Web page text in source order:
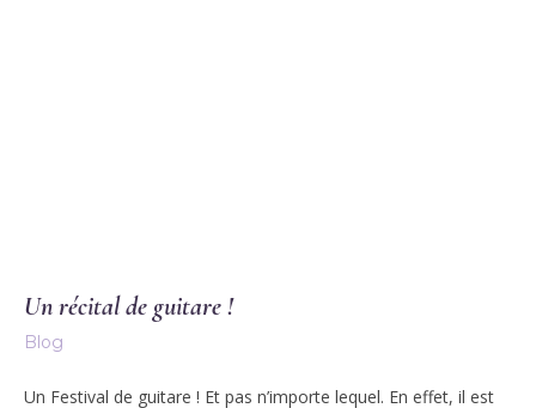
Un récital de guitare !
Blog
Un Festival de guitare ! Et pas n’importe lequel. En effet, il est